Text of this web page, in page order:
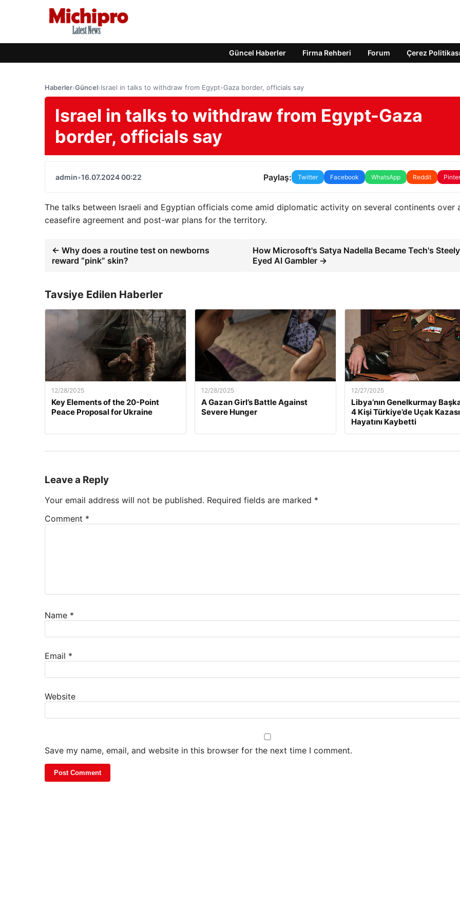
Güncel Haberler Firma Rehberi Forum Çerez Politikası
Haberler›Güncel›Israel in talks to withdraw from Egypt-Gaza border, officials say
Israel in talks to withdraw from Egypt-Gaza
border, officials say
admin•16.07.2024 00:22 Paylaş: Twitter Facebook WhatsApp Reddit
The talks between Israeli and Egyptian officials come amid diplomatic activity on several continents over
ceasefire agreement and post-war plans for the territory.
← Why does a routine test on newborns
reward “pink” skin?
How Microsoft's Satya Nadella Became Tech's
Eyed AI Gambler →
Tavsiye Edilen Haberler
12/28/2025
Key Elements of the 20-Point
Peace Proposal for Ukraine
12/28/2025
A Gazan Girl’s Battle Against
Severe Hunger
12/27/2025
Libya’nın Genelkurmay
4 Kişi Türkiye’de Uçak
Hayatını Kaybetti
Leave a Reply
Your email address will not be published. Required fields are marked *
Comment *
Name *
Email *
Website
Save my name, email, and website in this browser for the next time I comment.